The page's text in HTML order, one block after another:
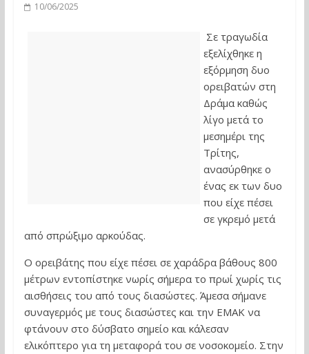
10/06/2025
Σε τραγωδία
εξελίχθηκε η
εξόρμηση δυο
ορειβατών στη
Δράμα καθώς
λίγο μετά το
μεσημέρι της
Τρίτης,
ανασύρθηκε ο
ένας εκ των δυο
που είχε πέσει
σε γκρεμό μετά
από σπρώξιμο αρκούδας.
Ο ορειβάτης που είχε πέσει σε χαράδρα βάθους 800
μέτρων εντοπίστηκε νωρίς σήμερα το πρωί χωρίς τις
αισθήσεις του από τους διασώστες. Άμεσα σήμανε
συναγερμός με τους διασώστες και την ΕΜΑΚ να
φτάνουν στο δύσβατο σημείο και κάλεσαν
ελικόπτερο για τη μεταφορά του σε νοσοκομείο. Στην